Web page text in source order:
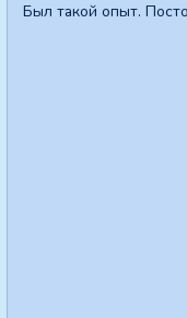
Был такой опыт.